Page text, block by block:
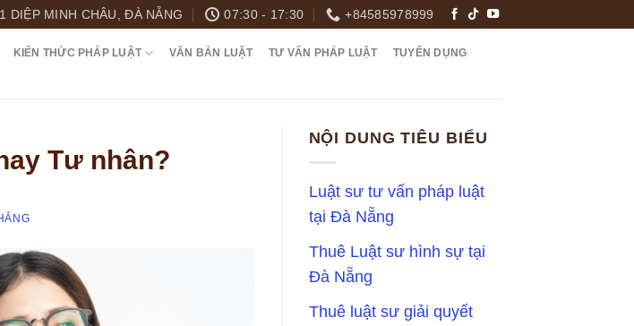
DIỆP MINH CHÂU, ĐÀ NẴNG 07:30 - 17:30 +84585978999
KIẾN THỨC PHÁP LUẬT VĂN BẢN LUẬT TƯ VẤN PHÁP LUẬT TUYỂN DỤNG
Tư nhân?
NỘI DUNG TIÊU BIỂU
Luật sư tư vấn pháp luật
tại Đà Nẵng
Thuê Luật sư hình sự tại
Đà Nẵng
Thuê luật sư giải quyết